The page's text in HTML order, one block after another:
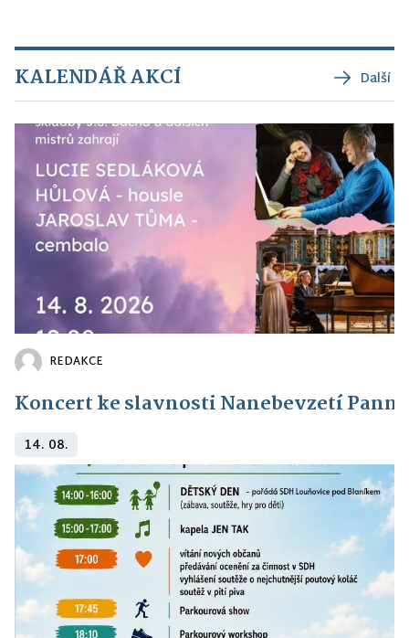
KALENDÁŘ AKCÍ Další
REDAKCE
Koncert ke slavnosti Nanebevzetí
14. 08.